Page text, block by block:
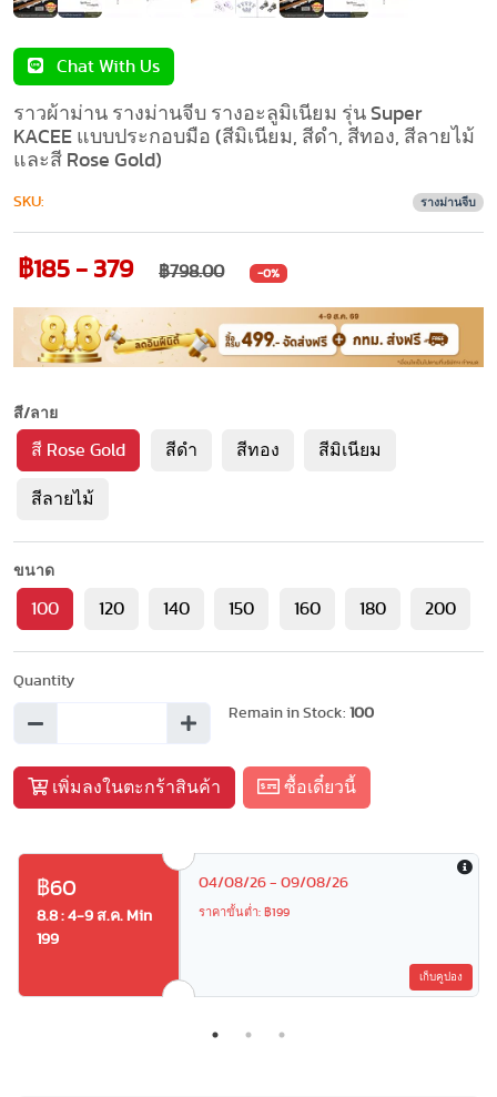
Chat With Us
ราวผ้าม่าน รางม่านจีบ รางอะลูมิเนียม รุ่น Super
KACEE แบบประกอบมือ (สีมิเนียม, สีดำ, สีทอง, สีลายไม้
และสี Rose Gold)
SKU: รางม่านจีบ
฿185 - 379 ฿798.00 -0%
สี/ลาย
สี Rose Gold สีดำ สีทอง สีมิเนียม
สีลายไม้
ขนาด
100 120 140 150 160 180 200
Quantity
Remain in Stock: 100
เพิ่มลงในตะกร้าสินค้า ซื้อเดี๋ยวนี้
฿60
8.8 : 4-9 ส.ค. Min
199
04/08/26 - 09/08/26
ราคาขั้นต่ำ: ฿199
เก็บคูปอง